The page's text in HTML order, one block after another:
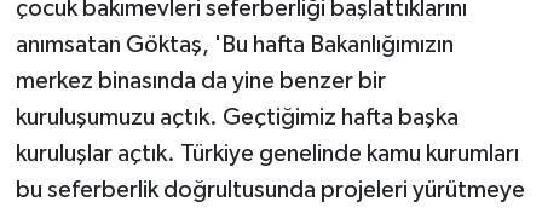
çocuk bakımevleri seferberliği başlattıklarını
anımsatan Göktaş, 'Bu hafta Bakanlığımızın
merkez binasında da yine benzer bir
kuruluşumuzu açtık. Geçtiğimiz hafta başka
kuruluşlar açtık. Türkiye genelinde kamu kurumları
bu seferberlik doğrultusunda projeleri yürütmeye